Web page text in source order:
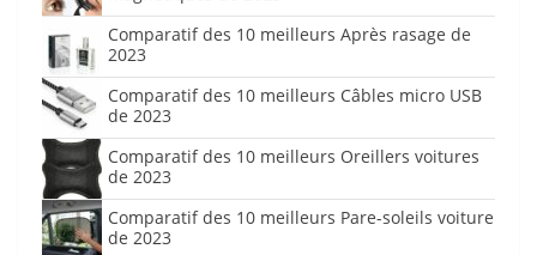
Comparatif des 10 meilleurs Après rasage de
2023
Comparatif des 10 meilleurs Câbles micro USB
de 2023
Comparatif des 10 meilleurs Oreillers voitures
de 2023
Comparatif des 10 meilleurs Pare-soleils voiture
de 2023